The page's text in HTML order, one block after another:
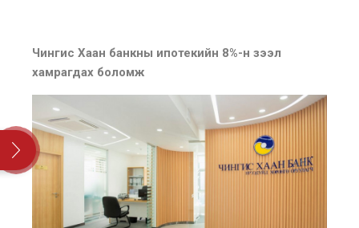
Чингис Xаан банкны ипотекийн 8%-н зээл
хамрагдах боломж
Хайх: